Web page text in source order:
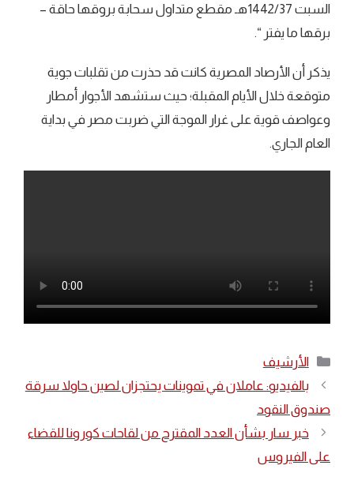
السبت 1442/37هـ مقطع متداول سحابة بروقها حاقة –
برقها ما يفتر “.
يذكر أن الأرصاد المصرية كانت قد حذرت من تقلبات جوية
متوقعة خلال الأيام المقبلة؛ حيث ستشهد الأجوار أمطار
وعواصف قوية على غرار الموجة التي ضربت مصر في بداية
العام الجاري.
التصنيفات
الأرشيف
بالفيديو: عاملان في تموينات يحتجزان لصين حاولا سرقة
صندوق النقود
خبر سار بشأن العدد المقترح من لقاحات كورونا للقضاء
على الفيروس